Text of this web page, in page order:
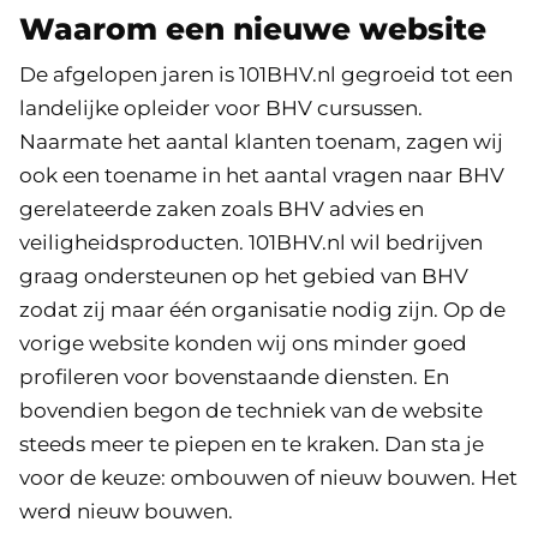
Waarom een nieuwe website
De afgelopen jaren is 101BHV.nl gegroeid tot een
landelijke opleider voor BHV cursussen.
Naarmate het aantal klanten toenam, zagen wij
ook een toename in het aantal vragen naar BHV
gerelateerde zaken zoals BHV advies en
veiligheidsproducten. 101BHV.nl wil bedrijven
graag ondersteunen op het gebied van BHV
zodat zij maar één organisatie nodig zijn. Op de
vorige website konden wij ons minder goed
profileren voor bovenstaande diensten. En
bovendien begon de techniek van de website
steeds meer te piepen en te kraken. Dan sta je
voor de keuze: ombouwen of nieuw bouwen. Het
werd nieuw bouwen.